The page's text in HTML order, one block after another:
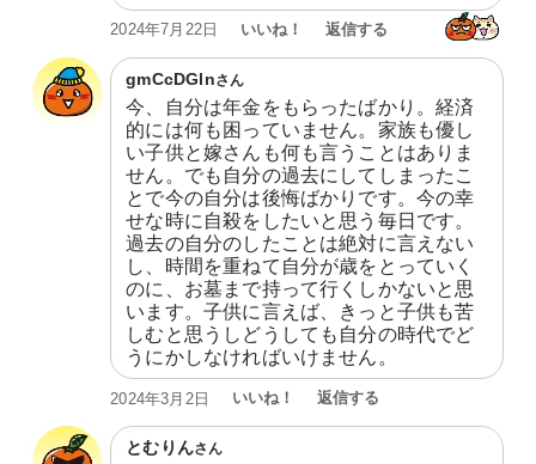
2024年7月22日 いいね！ 返信する
gmCcDGlnさん
今、自分は年金をもらったばかり。経済
的には何も困っていません。家族も優し
い子供と嫁さんも何も言うことはありま
せん。でも自分の過去にしてしまったこ
とで今の自分は後悔ばかりです。今の幸
せな時に自殺をしたいと思う毎日です。
過去の自分のしたことは絶対に言えない
し、時間を重ねて自分が歳をとっていく
のに、お墓まで持って行くしかないと思
います。子供に言えば、きっと子供も苦
しむと思うしどうしても自分の時代でど
うにかしなければいけません。
2024年3月2日 いいね！ 返信する
とむりんさん